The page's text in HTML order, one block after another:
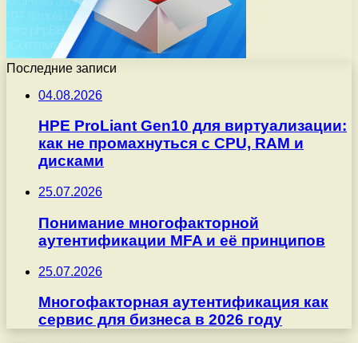
Последние записи
04.08.2026
HPE ProLiant Gen10 для виртуализации:
как не промахнуться с CPU, RAM и
дисками
25.07.2026
Понимание многофакторной
аутентификации MFA и её принципов
25.07.2026
Многофакторная аутентификация как
сервис для бизнеса в 2026 году